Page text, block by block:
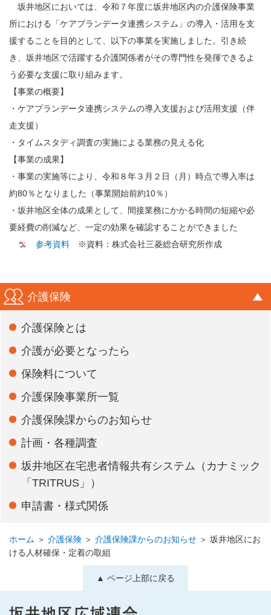
坂井地区においては、令和７年度に坂井地区内の介護保険事業
所における「ケアプランデータ連携システム」の導入・活用を支
援することを目的として、以下の事業を実施しました。引き続
き、坂井地区で活躍する介護関係者がその専門性を発揮できるよ
う必要な支援に取り組みます。
【事業の概要】
・ケアプランデータ連携システムの導入支援および活用支援（伴
走支援）
・タイムスタディ調査の実施による業務の見える化
【事業の成果】
・事業の実施等により、令和８年３月２日（月）時点で導入率は
約80％となりました（事業開始前約10％）
・坂井地区全体の成果として、間接業務にかかる時間の短縮や必
要経費の削減など、一定の効果を確認することができました
参考資料 ※資料：株式会社三菱総合研究所作成
介護保険
介護保険とは
介護が必要となったら
保険料について
介護保険事業所一覧
介護保険課からのお知らせ
計画・各種調査
坂井地区在宅患者情報共有システム（カナミック
「TRITRUS」）
申請書・様式関係
ホーム ＞ 介護保険 ＞ 介護保険課からのお知らせ ＞ 坂井地区にお
ける人材確保・定着の取組
▲ ページ上部に戻る